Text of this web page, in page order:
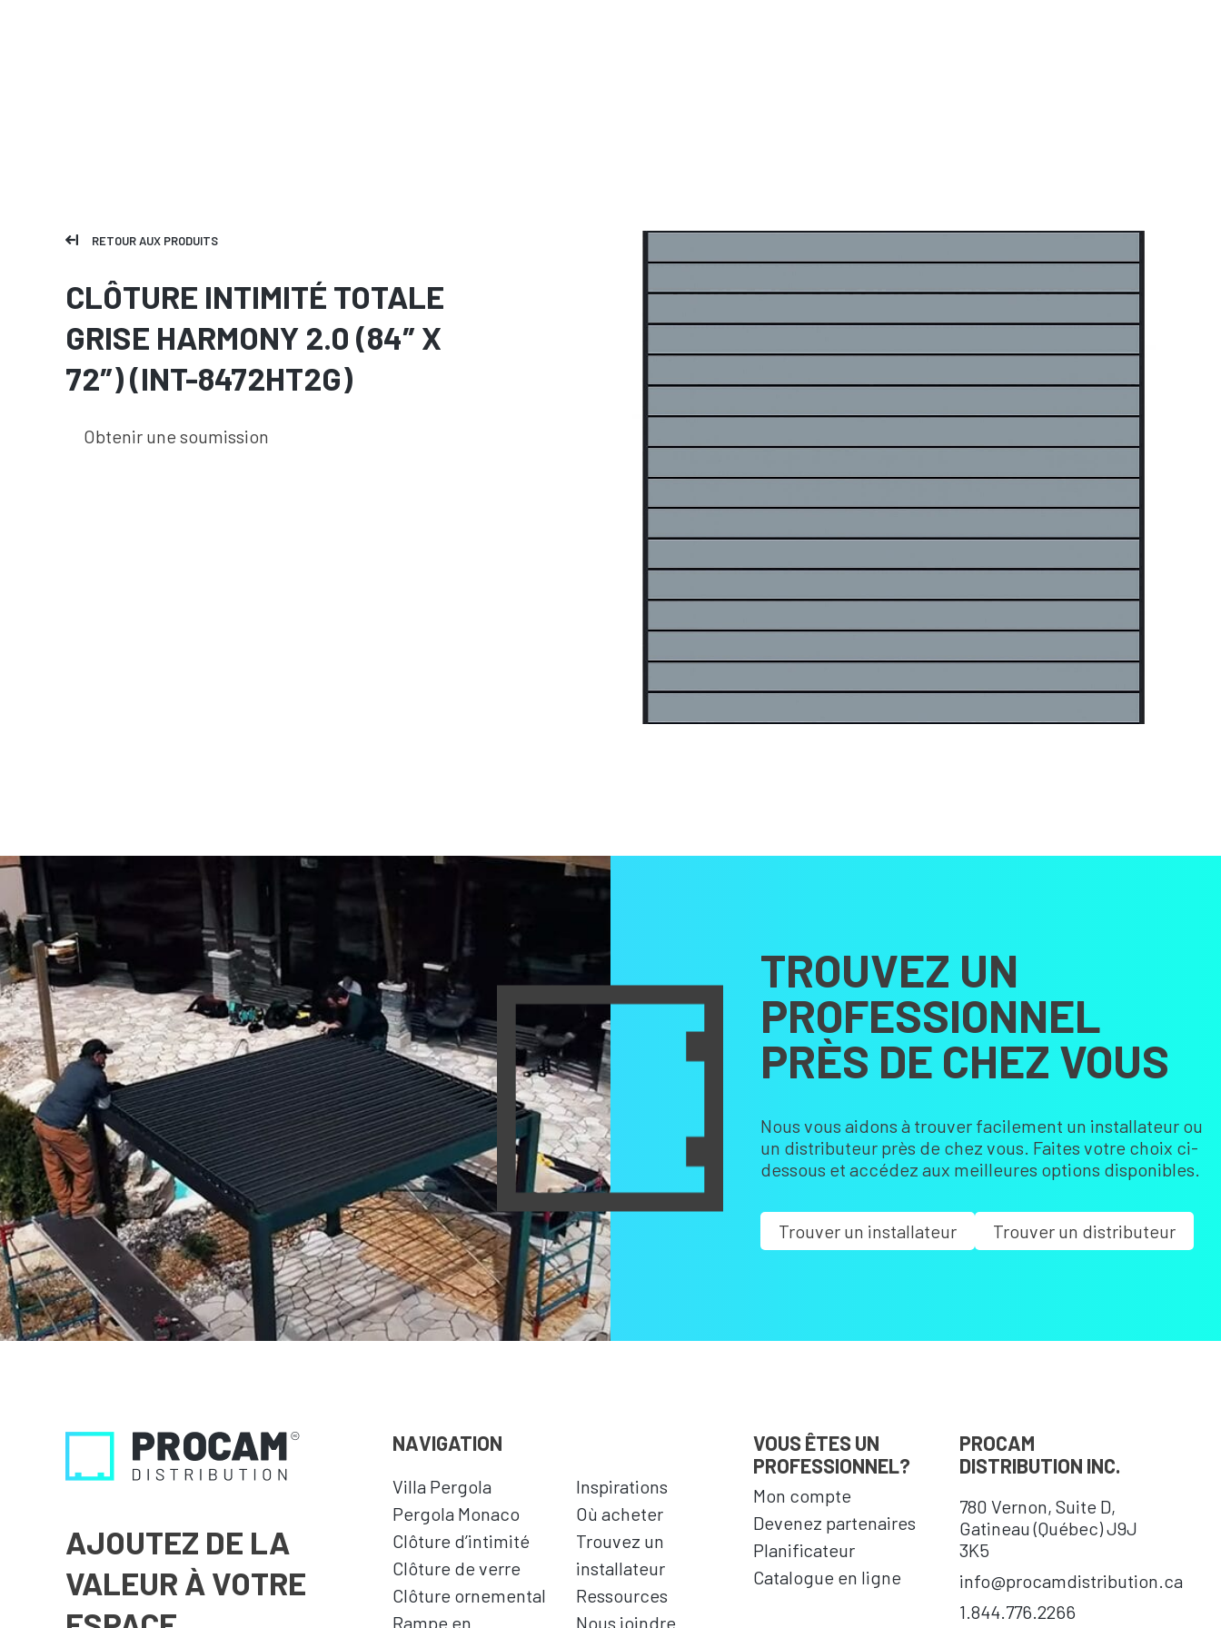
RETOUR AUX PRODUITS
CLÔTURE INTIMITÉ TOTALE
GRISE HARMONY 2.0 (84″ X
72″) (INT-8472HT2G)
Obtenir une soumission
TROUVEZ UN
PROFESSIONNEL
PRÈS DE CHEZ VOUS
Nous vous aidons à trouver facilement un installateur ou
un distributeur près de chez vous. Faites votre choix ci-
dessous et accédez aux meilleures options disponibles.
Trouver un installateur Trouver un distributeur
AJOUTEZ DE LA
VALEUR À VOTRE
NAVIGATION
Villa Pergola
Pergola Monaco
Clôture d’intimité
Clôture de verre
Clôture ornemental
Rampe en
Inspirations
Où acheter
Trouvez un
installateur
Ressources
Nous joindre
VOUS ÊTES UN
PROFESSIONNEL?
Mon compte
Devenez partenaires
Planificateur
Catalogue en ligne
PROCAM
DISTRIBUTION INC.
780 Vernon, Suite D,
Gatineau (Québec) J9J
3K5
info@procamdistribution.ca
1.844.776.2266